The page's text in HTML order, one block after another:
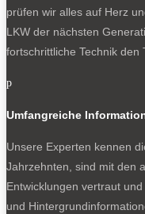
prüfen wir alles auf Herz
LKW der nächsten
fortschrittliche Technik
p
Umfangreiche
Unsere Experten kennen
Jahrzehnten, sind mit den
Entwicklungen vertraut
und